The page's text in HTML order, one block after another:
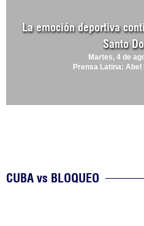
La emoción deportiva
Santo
Martes, 4 de
Prensa Latina:
CUBA vs BLOQUEO